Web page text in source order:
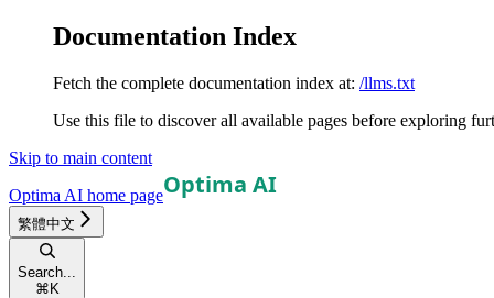
Documentation Index
Fetch the complete documentation index at: /llms.txt
Use this file to discover all available pages before exploring
Skip to main content
Optima AI home page
繁體中文
Search...
⌘ K